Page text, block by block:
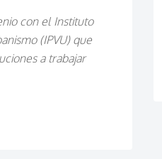
con el Instituto
(IPVU) que
a trabajar